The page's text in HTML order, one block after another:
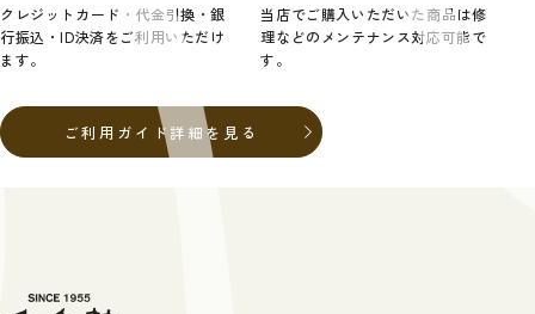
クレジットカード・代金引換・銀
行振込・ID決済をご利用いただけ
ます。
当店でご購入いただいた商品は修
理などのメンテナンス対応可能で
す。
ご利用ガイド詳細を見る